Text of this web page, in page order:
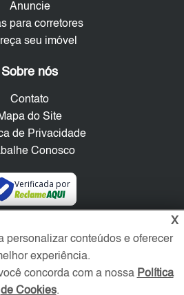
Anuncie
para corretores
seu imóvel
Sobre nós
Contato
do Site
de Privacidade
Conosco
Verificada por
Sociais
X
personalizar conteúdos e oferecer
experiência.
concorda com a nossa Política
de Cookies.